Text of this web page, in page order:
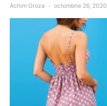
Achim Groza octombrie 26, 2020